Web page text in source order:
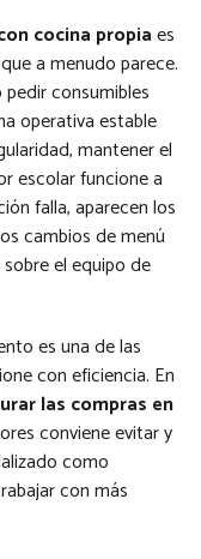
cocina propiaes
a menudo parece.
consumibles
operativa estable
mantener el
escolar funcione a
falla, aparecen los
cambios de menú
el equipo de
es una de las
con eficiencia. En
las compras en
conviene evitar y
como
con más